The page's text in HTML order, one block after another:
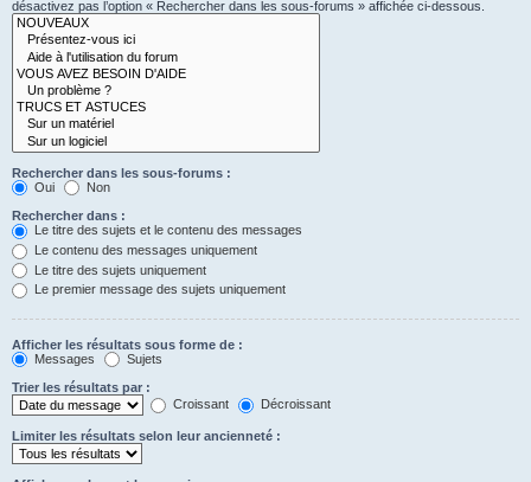
désactivez pas l’option « Rechercher dans les sous-forums » affichée ci-dessous.
Rechercher dans les sous-forums :
Oui
Non
Rechercher dans :
Le titre des sujets et le contenu des messages
Le contenu des messages uniquement
Le titre des sujets uniquement
Le premier message des sujets uniquement
Afficher les résultats sous forme de :
Messages
Sujets
Trier les résultats par :
Croissant
Décroissant
Limiter les résultats selon leur ancienneté :